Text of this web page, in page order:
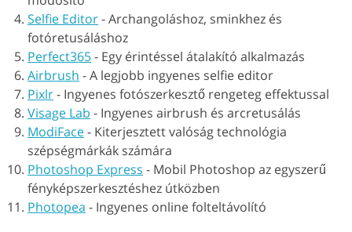
Selfie Editor-Archangoláshoz, sminkhez és
fotóretusáláshoz
Perfect365- Egy érintéssel átalakító alkalmazás
Airbrush -A legjobb ingyenes selfie editor
Pixlr- Ingyenes fotószerkesztő rengeteg effektussal
Visage Lab - Ingyenes airbrush és arcretusálás
ModiFace- Kiterjesztett valóság technológia
szépségmárkák számára
Photoshop Express - Mobil Photoshop az egyszerű
fényképszerkesztéshez útközben
Photopea - Ingyenes online folteltávolító